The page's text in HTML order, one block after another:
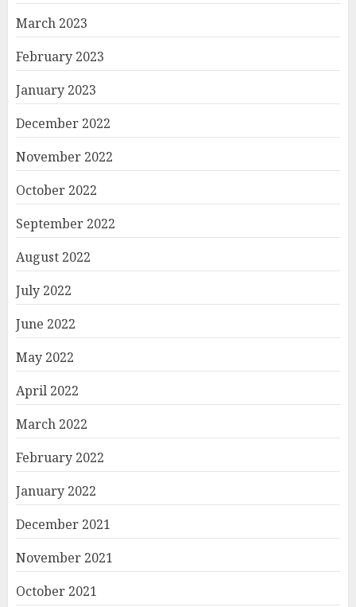
March 2023
February 2023
January 2023
December 2022
November 2022
October 2022
September 2022
August 2022
July 2022
June 2022
May 2022
April 2022
March 2022
February 2022
January 2022
December 2021
November 2021
October 2021